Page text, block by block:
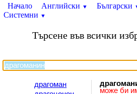
Начало Английски ▼ Български
Системни ▼
Търсене във всички
драгоман
може би